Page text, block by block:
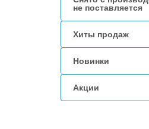
не поставляется
Хиты продаж
Новинки
Акции